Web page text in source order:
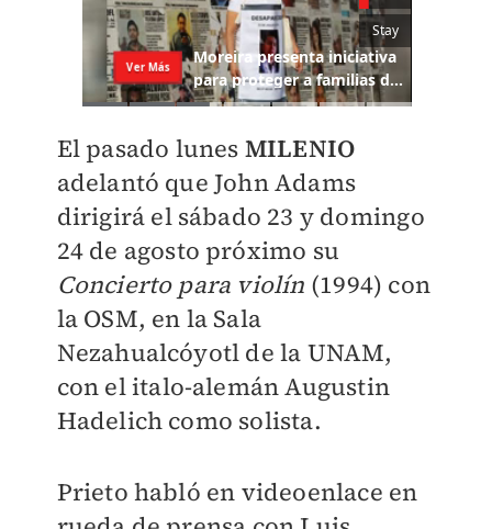
El pasado lunes MILENIO
adelantó que John Adams
dirigirá el sábado 23 y domingo
24 de agosto próximo su
Concierto para violín (1994) con
la OSM, en la Sala
Nezahualcóyotl de la UNAM,
con el italo-alemán Augustin
Hadelich como solista.
Prieto habló en videoenlace en